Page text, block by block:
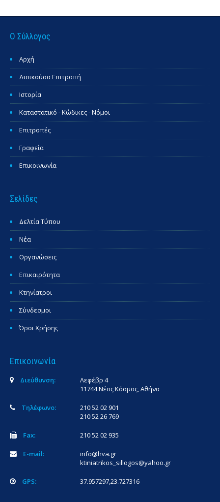
Ο Σύλλογος
Αρχή
Διοικούσα Επιτροπή
Ιστορία
Καταστατικό - Κώδικες - Νόμοι
Επιτροπές
Γραφεία
Επικοινωνία
Σελίδες
Δελτία Τύπου
Νέα
Οργανώσεις
Επικαιρότητα
Κτηνίατροι
Σύνδεσμοι
Όροι Χρήσης
Επικοινωνία
Διεύθυνση:
Λεφέβρ 4
11744 Νέος Κόσμος, Αθήνα
Τηλέφωνο:
210 52 02 901
210 52 26 769
Fax: 210 52 02 935
E-mail:
info@hva.gr
ktiniatrikos_sillogos@yahoo.gr
GPS: 37.957297,23.727316